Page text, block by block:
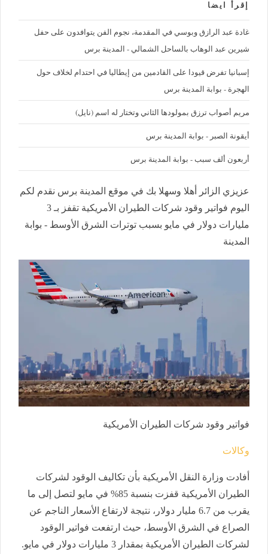
إقرأ ايضا
غادة عبد الرازق وبوسي في المقدمة، نجوم الفن يتوافدون على حفل
شيرين عبد الوهاب بالساحل الشمالي - المدينة برس
إسبانيا تفرض قيودا على القادمين من إيطاليا في احتدام لخلاف حول
الهجرة - بوابة المدينة برس
مريم أصواب ترزق بمولودها الثاني وتختار له اسم (نايل)
أيقونة الصبر - بوابة المدينة برس
أربعون ألف سبب - بوابة المدينة برس
عزيزي الزائر أهلا وسهلا بك في موقع المدينة برس نقدم لكم
اليوم فواتير وقود شركات الطيران الأمريكية تقفز بـ 3
مليارات دولار في مايو بسبب توترات الشرق الأوسط - بوابة
المدينة
فواتير وقود شركات الطيران الأمريكية
وكالات
أفادت وزارة النقل الأمريكية بأن تكاليف الوقود لشركات
الطيران الأمريكية قفزت بنسبة 85% في مايو لتصل إلى ما
يقرب من 6.7 مليار دولار، نتيجة لارتفاع الأسعار الناجم عن
الصراع في الشرق الأوسط، حيث ارتفعت فواتير الوقود
لشركات الطيران الأمريكية بمقدار 3 مليارات دولار في مايو.